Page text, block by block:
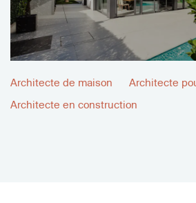
Architecte de maison
Architecte
Architecte en construction